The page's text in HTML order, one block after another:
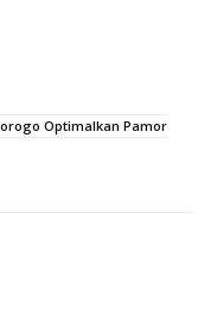
Optimalkan Pamor